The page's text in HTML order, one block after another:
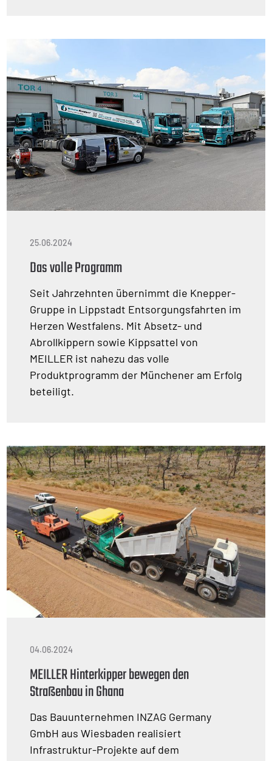
25.06.2024
Das volle Programm
Seit Jahrzehnten übernimmt die Knepper-
Gruppe in Lippstadt Entsorgungsfahrten im
Herzen Westfalens. Mit Absetz- und
Abrollkippern sowie Kippsattel von
MEILLER ist nahezu das volle
Produktprogramm der Münchener am Erfolg
beteiligt.
04.06.2024
MEILLER Hinterkipper bewegen den
Straßenbau in Ghana
Das Bauunternehmen INZAG Germany
GmbH aus Wiesbaden realisiert
Infrastruktur-Projekte auf dem